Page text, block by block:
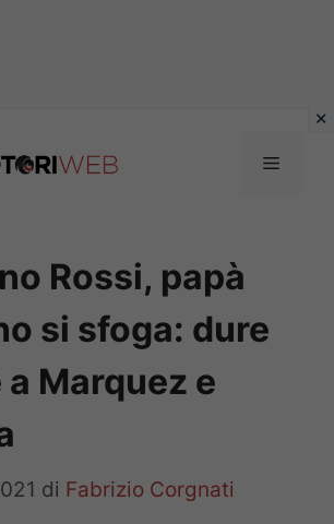
Menu
Rossi, papà
si sfoga: dure
Marquez e
di Fabrizio Corgnati